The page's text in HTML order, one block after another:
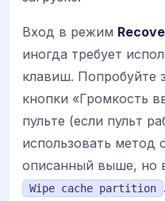
Вход в режим
иногда требует
клавиш. Попробуйте
кнопки «Громкость
пульте (если пульт
использовать метод
описанный выше, но
Wipe cache partition